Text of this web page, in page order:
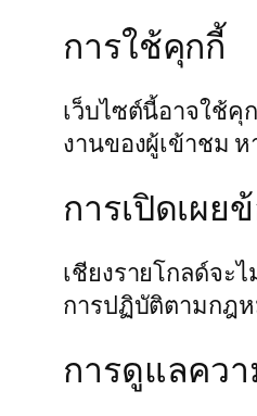
การใช้คุกกี้
เว็บไซต์นี้อาจใช้คุ
งานของผู้เข้าชม
การเปิดเผ
เชียงรายโกลด์จะ
การปฏิบัติตามกฎ
การดูแลคว